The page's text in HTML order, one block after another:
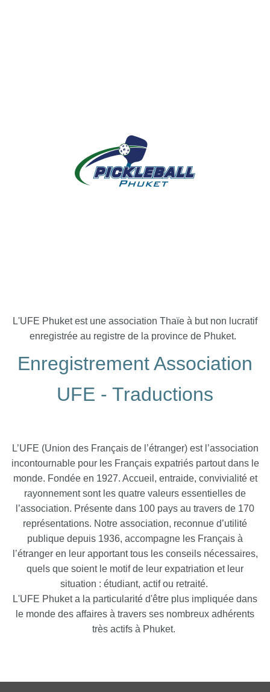
L'UFE Phuket est une association Thaïe à but non lucratif
enregistrée au registre de la province de Phuket.
Enregistrement Association
UFE - Traductions
L’UFE (Union des Français de l’étranger) est l’association
incontournable pour les Français expatriés partout dans le
monde. Fondée en 1927. Accueil, entraide, convivialité et
rayonnement sont les quatre valeurs essentielles de
l’association. Présente dans 100 pays au travers de 170
représentations. Notre association, reconnue d’utilité
publique depuis 1936, accompagne les Français à
l’étranger en leur apportant tous les conseils nécessaires,
quels que soient le motif de leur expatriation et leur
situation : étudiant, actif ou retraité.
L'UFE Phuket a la particularité d'être plus impliquée dans
le monde des affaires à travers ses nombreux adhérents
très actifs à Phuket.